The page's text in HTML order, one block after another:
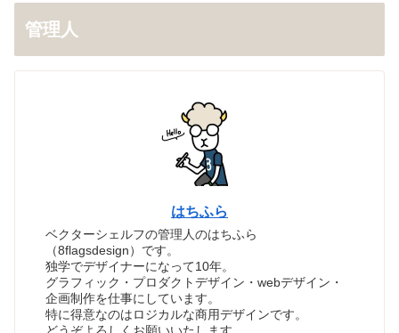
管理人
はちふら
ベクターシェルフの管理人のはちふら
（8flagsdesign）です。
独学でデザイナーになって10年。
グラフィック・プロダクトデザイン・webデザイン・
企画制作を仕事にしています。
特に得意なのはロジカルな商用デザインです。